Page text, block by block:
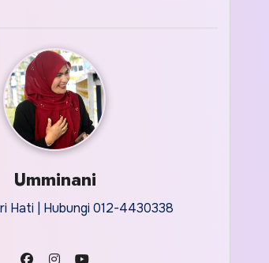
Umminani
Hati | Hubungi 012-4430338